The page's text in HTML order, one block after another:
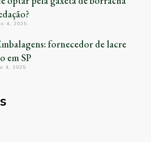
4, 2025
fornecedor de lacre
em SP
4, 2025